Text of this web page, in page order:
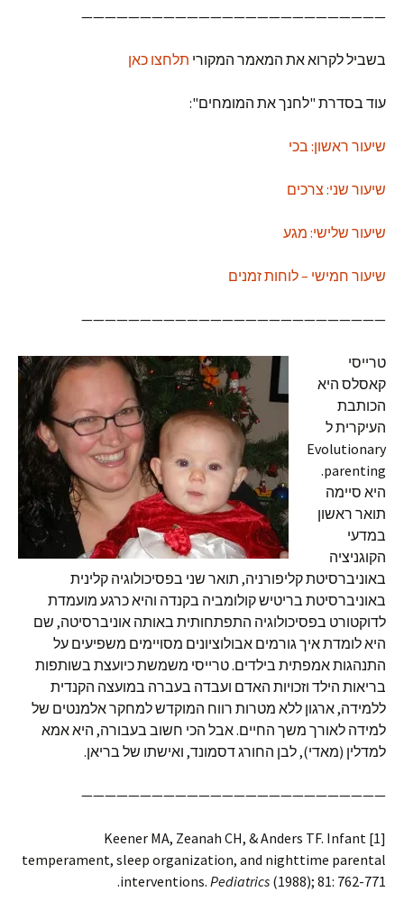
——————————————————————————
בשביל לקרוא את המאמר המקורי תלחצו כאן
עוד בסדרת "לחנך את המומחים":
שיעור ראשון: בכי
שיעור שני: צרכים
שיעור שלישי: מגע
שיעור חמישי – לוחות זמנים
——————————————————————————
טרייסי
קאסלס היא
הכותבת
העיקרית ל
Evolutionary
parenting.
היא סיימה
תואר ראשון
במדעי
הקוגניציה
באוניברסיטת קליפורניה, תואר שני בפסיכולוגיה קלינית
באוניברסיטת בריטיש קולומביה בקנדה והיא כרגע מועמדת
לדוקטורט בפסיכולוגיה התפתחותית באותה אוניברסיטה, שם
היא לומדת איך גורמים אבולוציונים מסויימים משפיעים על
התנהגות אמפתית בילדים. טרייסי משמשת כיועצת בשותפות
בריאות הילד וזכויות האדם ועבדה בעברה במועצה הקנדית
ללמידה, ארגון ללא מטרות רווח המוקדש למחקר אלמנטים של
למידה לאורך משך החיים. אבל הכי חשוב בעבורה, היא אמא
למדלין (מאדי), לבן החורג דסמונד, ואישתו של בריאן.
——————————————————————————
[1] Keener MA, Zeanah CH, & Anders TF. Infant
temperament, sleep organization, and nighttime parental
interventions. Pediatrics (1988); 81: 762-771.